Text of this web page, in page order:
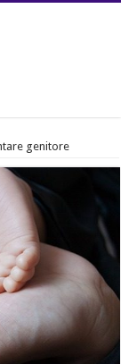
genitore